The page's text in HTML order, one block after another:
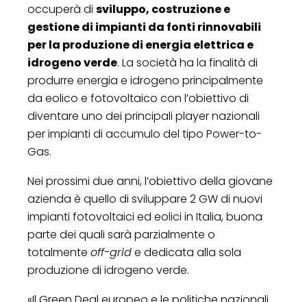
occuperà di sviluppo, costruzione e
gestione di impianti da fonti rinnovabili
per la produzione di energia elettrica e
idrogeno verde. La società ha la finalità di
produrre energia e idrogeno principalmente
da eolico e fotovoltaico con l’obiettivo di
diventare uno dei principali player nazionali
per impianti di accumulo del tipo Power-to-
Gas.
Nei prossimi due anni, l’obiettivo della giovane
azienda è quello di sviluppare 2 GW di nuovi
impianti fotovoltaici ed eolici in Italia, buona
parte dei quali sarà parzialmente o
totalmente off-gride dedicata alla sola
produzione di idrogeno verde.